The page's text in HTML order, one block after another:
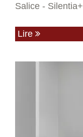
Salice - Silentia+
Lire